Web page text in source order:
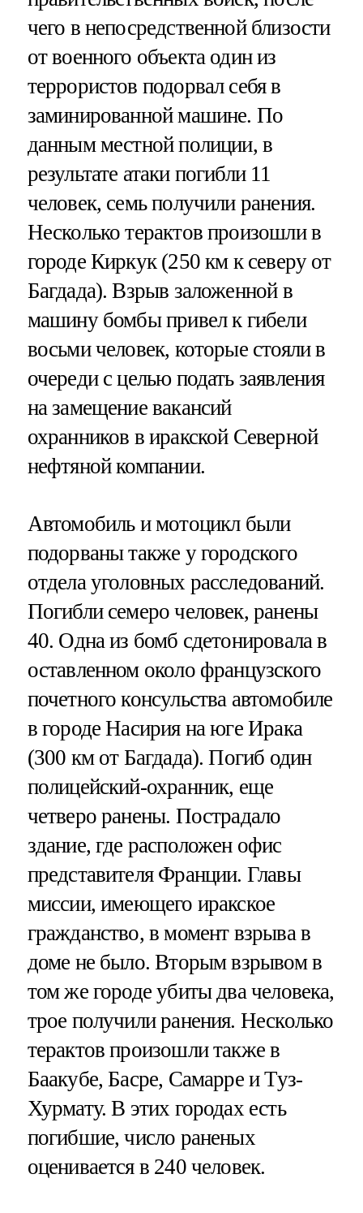
чего в непосредственной близости
от военного объекта один из
террористов подорвал себя в
заминированной машине. По
данным местной полиции, в
результате атаки погибли 11
человек, семь получили ранения.
Несколько терактов произошли в
городе Киркук (250 км к северу от
Багдада). Взрыв заложенной в
машину бомбы привел к гибели
восьми человек, которые стояли в
очереди с целью подать заявления
на замещение вакансий
охранников в иракской Северной
нефтяной компании.
Автомобиль и мотоцикл были
подорваны также у городского
отдела уголовных расследований.
Погибли семеро человек, ранены
40. Одна из бомб сдетонировала в
оставленном около французского
почетного консульства автомобиле
в городе Насирия на юге Ирака
(300 км от Багдада). Погиб один
полицейский-охранник, еще
четверо ранены. Пострадало
здание, где расположен офис
представителя Франции. Главы
миссии, имеющего иракское
гражданство, в момент взрыва в
доме не было. Вторым взрывом в
том же городе убиты два человека,
трое получили ранения. Несколько
терактов произошли также в
Баакубе, Басре, Самарре и Туз-
Хурмату. В этих городах есть
погибшие, число раненых
оценивается в 240 человек.